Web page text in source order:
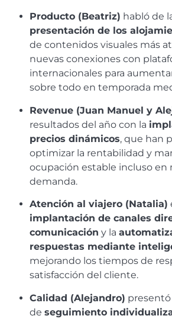
Producto (Beatriz) habló de
presentación de los
de contenidos visuales más
nuevas conexiones con
internacionales para
sobre todo en temporada
Revenue (Juan Manuel y
resultados del año con la
precios dinámicos, que han
optimizar la rentabilidad y
ocupación estable incluso en
demanda.
Atención al viajero (Natalia)
implantación de canales
comunicación y la
respuestas mediante
mejorando los tiempos de
satisfacción del cliente.
Calidad (Alejandro)
de seguimiento